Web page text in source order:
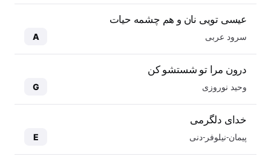
عیسی تویی نان و هم چشمه حیات
سرود عربی A
درون مرا تو شستشو کن
وحید نوروزی G
خدای دلگرمی
پیمان-نیلوفر-دنی E